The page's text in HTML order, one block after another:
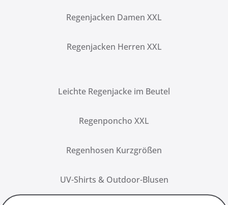
Regenjacken Damen XXL
Regenjacken Herren XXL
Leichte Regenjacke im Beutel
Regenponcho XXL
Regenhosen Kurzgrößen
UV-Shirts & Outdoor-Blusen